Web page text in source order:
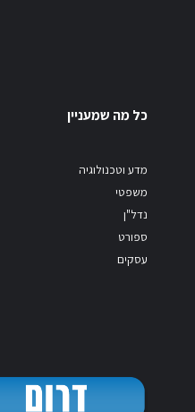
כל מה שמעניין
מדע וטכנולוגיה
משפטי
נדל"ן
ספורט
עסקים